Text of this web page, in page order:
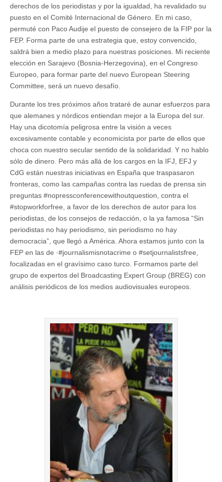
derechos de los periodistas y por la igualdad, ha revalidado su
puesto en el Comité Internacional de Género. En mi caso,
permuté con Paco Audije el puesto de consejero de la FIP por la
FEP. Forma parte de una estrategia que, estoy convencido,
saldrá bien a medio plazo para nuestras posiciones. Mi reciente
elección en Sarajevo (Bosnia-Herzegovina), en el Congreso
Europeo, para formar parte del nuevo European Steering
Committee, será un nuevo desafío.
Durante los tres próximos años trataré de aunar esfuerzos para
que alemanes y nórdicos entiendan mejor a la Europa del sur.
Hay una dicotomía peligrosa entre la visión a veces
excesivamente contable y economicista por parte de ellos que
choca con nuestro secular sentido de la solidaridad. Y no hablo
sólo de dinero. Pero más allá de los cargos en la IFJ, EFJ y
CdG están nuestras iniciativas en España que traspasaron
fronteras, como las campañas contra las ruedas de prensa sin
preguntas #nopressconferencewithoutquestion, contra el
#stopworkforfree, a favor de los derechos de autor para los
periodistas, de los consejos de redacción, o la ya famosa “Sin
periodistas no hay periodismo, sin periodismo no hay
democracia”, que llegó a América. Ahora estamos junto con la
FEP en las de ·#journalismisnotacrime o #setjournalistsfree,
focalizadas en el gravísimo caso turco. Formamos parte del
grupo de expertos del Broadcasting Expert Group (BREG) con
análisis periódicos de los medios audiovisuales europeos.